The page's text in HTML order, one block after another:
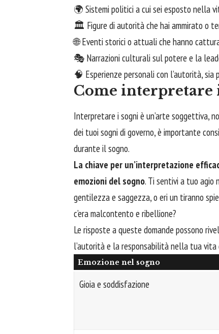
🌍 Sistemi politici a cui sei esposto nella
🏛️ Figure di autorità che hai ammirato o
🌐 Eventi storici o attuali che hanno
🎭 Narrazioni culturali sul potere e la
🧠 Esperienze personali con l’autorità, sia
Come interpretare
Interpretare i sogni è un’arte soggettiva,
dei tuoi sogni di governo, è importante
durante il sogno.
La chiave per un’interpretazione
emozioni del sogno. Ti sentivi a tuo agio
gentilezza e saggezza, o eri un tiranno
c’era malcontento e ribellione?
Le risposte a queste domande possono
l’autorità e la responsabilità nella tua vita
Emozione nel sogno
Gioia e soddisfazione